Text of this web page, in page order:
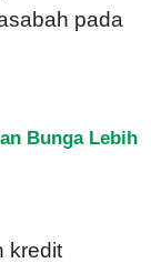
pada
Bunga Lebih
kredit